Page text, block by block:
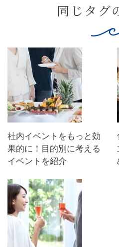
同じタグ
社内イベントをもっと効
果的に！目的別に考える
イベントを紹介